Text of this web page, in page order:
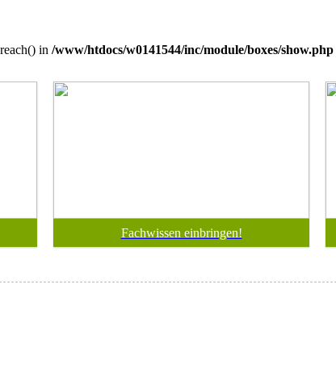
in /www/htdocs/w0141544/inc/module/boxes/show.php
Fachwissen einbringen!